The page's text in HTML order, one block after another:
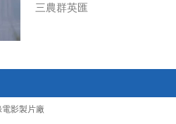
三農群英匯
影製片廠